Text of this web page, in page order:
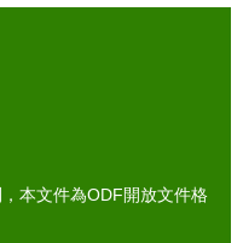
本文件為ODF開放文件格